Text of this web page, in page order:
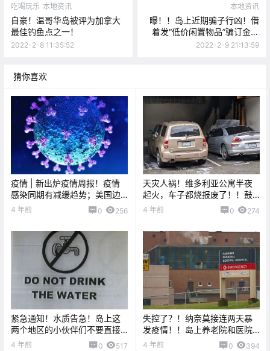
吃喝玩乐 本地资讯
自豪！温哥华岛被评为加拿大
最佳钓鱼点之一！
2022-2-8 11:35:52
本地资讯
曝！！岛上近期骗子行凶！借
着发“低价闲置物品”骗订金！
岛上已经有5个华人被骗
2022-2-9 21:13:59
猜你喜欢
疫情 | 新出炉疫情周报！疫情
感染同期有减缓趋势；美国边
境11月开放，疫苗混打也被认
4 年前 0 256
天灾人祸！维多利亚公寓半夜
起火，车子都烧报废了！！鼓
掌，警犬制服上身赤裸的“暴力”
4 年前 0 274
紧急通知！水质告急！岛上这
两个地区的小伙伴们不要直接
喝自来水了！
4 年前 0 517
失控了？！纳奈莫接连两天暴
发疫情！！岛上养老院和医院
连续中招！！
4 年前 0 394